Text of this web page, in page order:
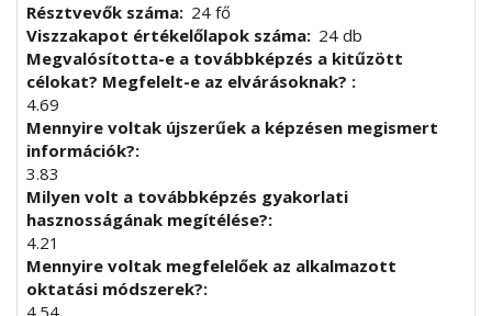
Résztvevők száma
24 fő
Viszzakapot értékelőlapok száma
24 db
Megvalósította-e a továbbképzés a kitűzött
célokat? Megfelelt-e az elvárásoknak?
4.69
Mennyire voltak újszerűek a képzésen megismert
információk?
3.83
Milyen volt a továbbképzés gyakorlati
hasznosságának megítélése?
4.21
Mennyire voltak megfelelőek az alkalmazott
oktatási módszerek?